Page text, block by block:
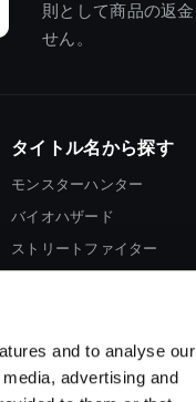
and to analyse our
advertising and
則として商品の返
せん。
タイトル名から探す
モンスターハンター
バイオハザード
ストリートファイター